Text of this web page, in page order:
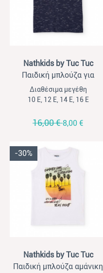
Nathkids by Tuc Tuc
Παιδική μπλούζα για
αγόρια Nathkids μπλε
μαρέν
Διαθέσιμα μεγέθη
10 Ε, 12 Ε, 14 Ε, 16 Ε
16,00 €8,00 €
-30%
Nathkids by Tuc Tuc
Παιδική μπλούζα αμάνικη